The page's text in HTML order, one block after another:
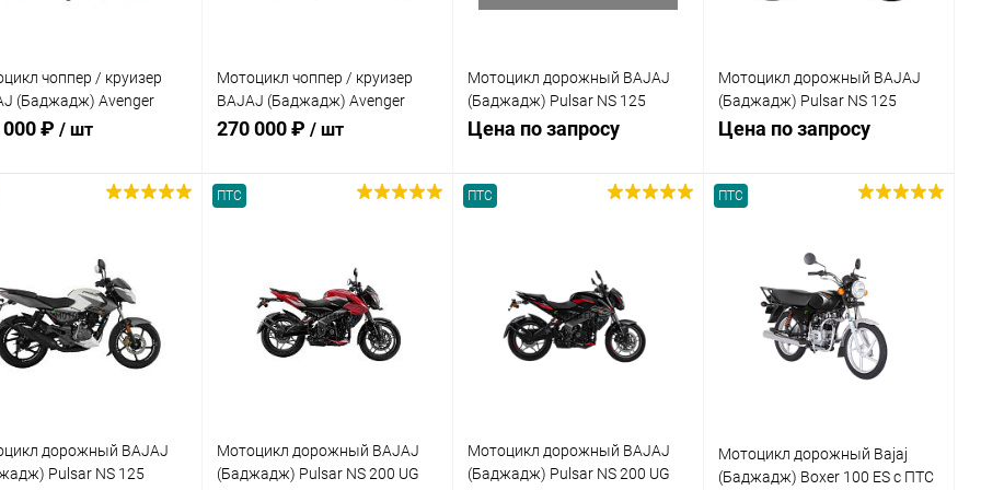
чоппер / круизер
(Баджадж) Avenger
220 DTS - i белый с ПТС
₽ / шт
Сравнение
избранное В наличии
Мотоцикл чоппер / круизер
BAJAJ (Баджадж) Avenger
Cruise 220 DTS - i чёрный
270 000 ₽ / шт
В избранное В наличии
Мотоцикл дорожный BAJAJ
(Баджадж) Pulsar NS 125
чёрный/серый с ПТС
Цена по запросу
Купить в 1
Сравнение
В избранное
Мотоцикл дорожный BAJAJ
(Баджадж) Pulsar NS 125
жёлтый/серый с ПТС
Цена по запросу
Запросить цену
Купить в 1
В избранное
дорожный BAJAJ
Pulsar NS 125
ПТС
Мотоцикл дорожный BAJAJ
(Баджадж) Pulsar NS 200 UG
ПТС
Мотоцикл дорожный BAJAJ
(Баджадж) Pulsar NS 200 UG
ПТС
Мотоцикл дорожный Bajaj
(Баджадж) Boxer 100 ES с ПТС